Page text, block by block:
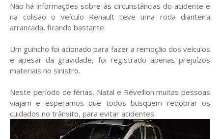
Não há informações sobre às circunstâncias do acidente e
na colisão o veículo Renault teve uma roda dianteira
arrancada, ficando bastante.
Um guincho foi acionado para fazer a remoção dos veículos
e apesar da gravidade, foi registrado apenas prejuízos
materiais no sinistro.
Neste período de férias, Natal e Réveillon muitas pessoas
viajam e esperamos que todos busquem redobrar os
cuidados no trânsito, para evitar acidentes.